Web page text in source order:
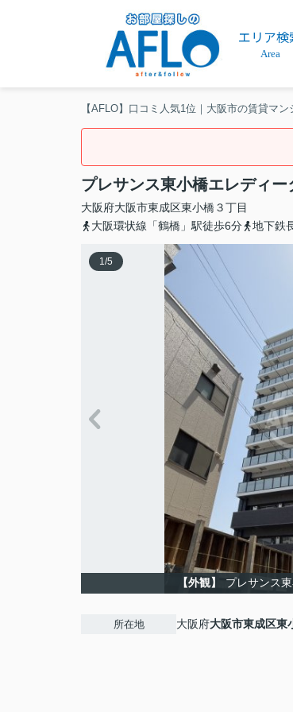
エリア検
Area
【AFLO】口コミ人気1位｜大阪市の賃貸マ
プレサンス東小橋エレディ
大阪府大阪市東成区東小橋３丁目
大阪環状線「鶴橋」駅徒歩6分
地下鉄
1/5
【外観】 プレサンス
所在地 大阪府大阪市東成区東